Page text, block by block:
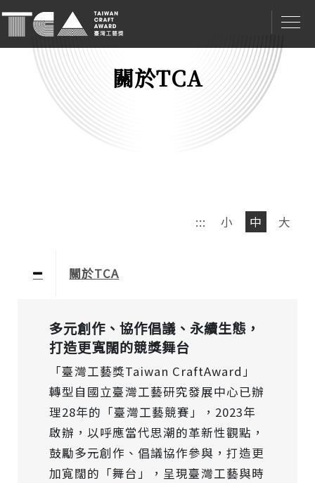
關於TCA
::: 小 中 大
關於TCA
多元創作、協作倡議、永續生態，
打造更寬闊的競獎舞台
「臺灣工藝獎Taiwan CraftAward」
轉型自國立臺灣工藝研究發展中心已辦
理28年的「臺灣工藝競賽」，2023年
啟辦，以呼應當代思潮的革新性觀點，
鼓勵多元創作、倡議協作參與，打造更
加寬闊的「舞台」，呈現臺灣工藝與時